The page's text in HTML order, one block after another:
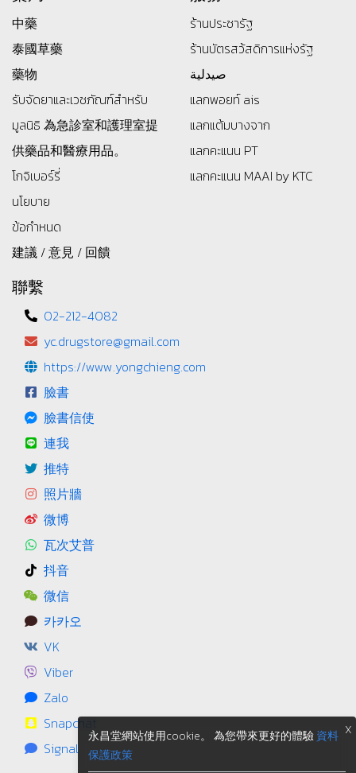
中藥
泰國草藥
藥物
รับจัดยาและเวชภัณฑ์สำหรับ
มูลนิธิ 為急診室和護理室提
供藥品和醫療用品。
โกจิเบอร์รี่
นโยบาย
ข้อกำหนด
建議 / 意見 / 回饋
ร้านประชารัฐ
ร้านบัตรสว้สดิการแห่งรัฐ
صيدلية
แลกพอยท์ ais
แลกแต้มบางจาก
แลกคะแนน PT
แลกคะแนน MAAI by KTC
聯繫
02-212-4082
yc.drugstore@gmail.com
https://www.yongchieng.com
臉書
臉書信使
連我
推特
照片牆
微博
瓦次艾普
抖音
微信
카카오
VK
Viber
Zalo
Snapchat
Signal
X
永昌堂網站使用cookie。 為您帶來更好的體驗資料
保護政策